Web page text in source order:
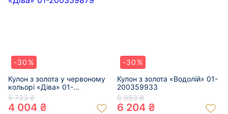
-30%
Кулон з золота у червоному
кольорі «Діва» 01-
200359879
5 733 ₴
4 004 ₴
-30%
Кулон з золота «Водолій» 01-
200359933
8 883 ₴
6 204 ₴